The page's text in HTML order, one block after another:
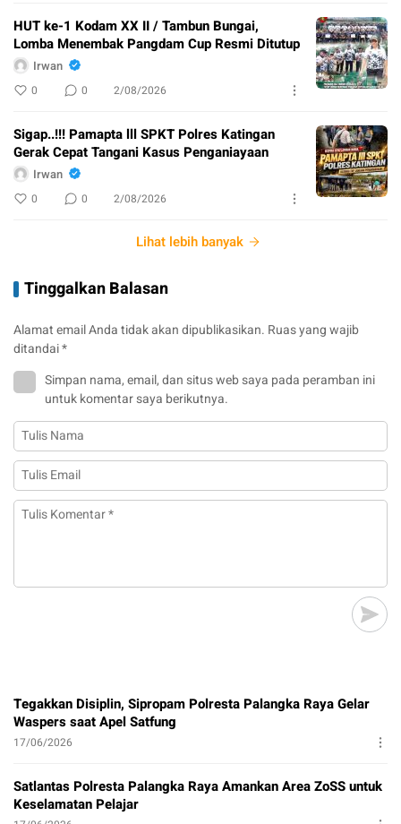
HUT ke-1 Kodam XX II / Tambun Bungai,
Lomba Menembak Pangdam Cup Resmi Ditutup
Irwan
0 0 2/08/2026
Sigap..!!! Pamapta lll SPKT Polres Katingan
Gerak Cepat Tangani Kasus Penganiayaan
Irwan
0 0 2/08/2026
Lihat lebih banyak
Tinggalkan Balasan
Alamat email Anda tidak akan dipublikasikan. Ruas yang wajib
ditandai*
Simpan nama, email, dan situs web saya pada peramban ini
untuk komentar saya berikutnya.
Tegakkan Disiplin, Sipropam Polresta Palangka Raya Gelar
Waspers saat Apel Satfung
17/06/2026
Satlantas Polresta Palangka Raya Amankan Area ZoSS untuk
Keselamatan Pelajar